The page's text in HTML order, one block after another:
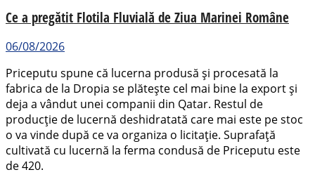
Ce a pregătit Flotila Fluvială de Ziua Marinei Române
06/08/2026
Priceputu spune că lucerna produsă şi procesată la
fabrica de la Dropia se plăteşte cel mai bine la export și
deja a vândut unei companii din Qatar. Restul de
producție de lucernă deshidratată care mai este pe stoc
o va vinde după ce va organiza o licitaţie. Suprafaţă
cultivată cu lucernă la ferma condusă de Priceputu este
de 420.